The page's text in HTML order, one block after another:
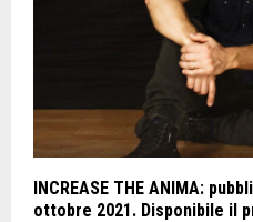
INCREASE THE ANIMA:
ottobre 2021. Disponibile il